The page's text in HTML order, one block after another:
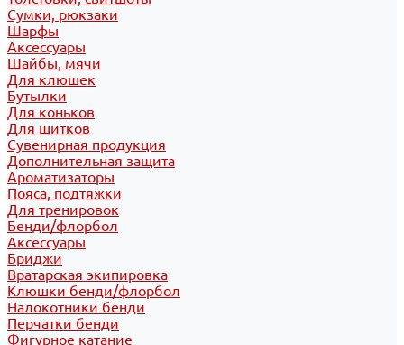
Сумки, рюкзаки
Шарфы
Аксессуары
Шайбы, мячи
Для клюшек
Бутылки
Для коньков
Для щитков
Сувенирная продукция
Дополнительная защита
Ароматизаторы
Пояса, подтяжки
Для тренировок
Бенди/флорбол
Аксессуары
Бриджи
Вратарская экипировка
Клюшки бенди/флорбол
Налокотники бенди
Перчатки бенди
Фигурное катание